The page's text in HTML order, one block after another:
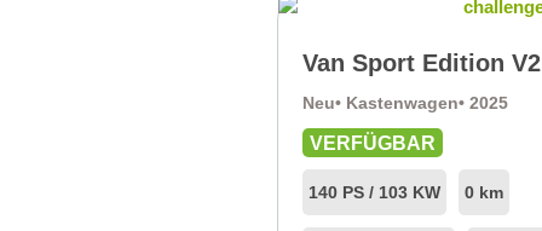
Van Sport Edition
Neu• Kastenwagen• 2025
VERFÜGBAR
140 PS / 103 KW 0 km